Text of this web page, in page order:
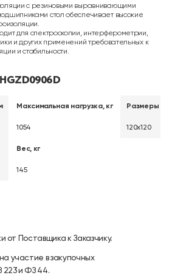
с резиновыми выравнивающими
стол обеспечивает высокие
для спектроскопии, интерферометрии,
и других применений требовательных к
и стабильности.
Максимальная нагрузка, кг
1054
Вес, кг
145
Размеры
120х120
от Поставщика к Заказчику.
участие в закупочных
223 и ФЗ 44.